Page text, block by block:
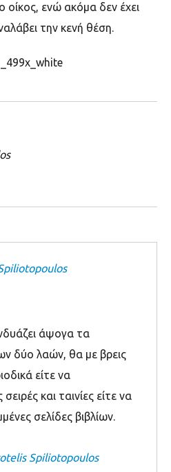
οίκος, ενώ ακόμα δεν έχει
την κενή θέση.
άψογα τα
δύο λαών, θα με βρεις
είτε να
και ταινίες είτε να
σελίδες βιβλίων.
Spiliotopoulos